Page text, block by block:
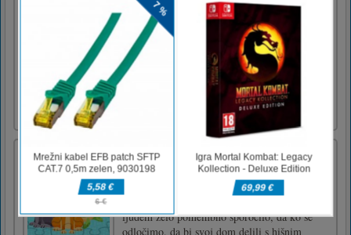
Gleeful Girl Escape
Gleeful Girl Escape je igra pobega s točko in
klikom, ki jo je razvil 8BGames.
Predstavljajte si, da ste šli v hišo dekleta, da
bi se igrali z njo. Ko ste šli tja; začela je teči;
nenadoma je ostala ujeta v tej hiši. Poiščite
nekaj skritih predmetov, da rešite nekaj
zanimivih nam [...]
Sprejmite sestavljanko za hišne ljubljenčke
Posvojite hišnega ljubljenčka, hej fantje,
imate radi živali, kajne? Potem vas bo ta žival
ljudem zelo pomembno sporočilo, da ko se
odločimo, da bi svoj dom delili s hišnim